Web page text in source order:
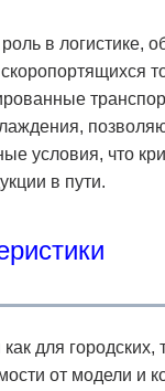
в логистике,
условия, что
в пути.
для городских,
от модели и